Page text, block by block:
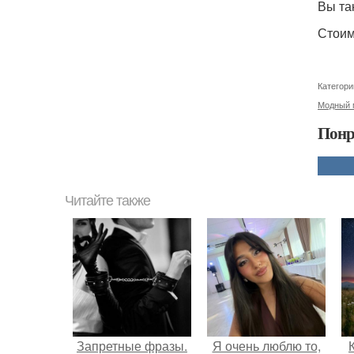
Вы
Модный
Читайте также
Запретные фразы. Я очень люблю то,